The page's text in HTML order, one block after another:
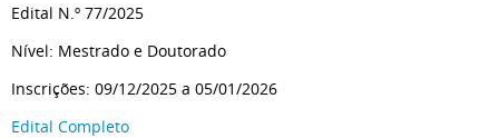
Edital N.º 77/2025
Nível: Mestrado e Doutorado
Inscrições: 09/12/2025 a 05/01/2026
Edital Completo